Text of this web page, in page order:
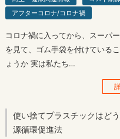
アフターコロナ/コロナ禍
コロナ禍に入ってから、スーパ
を見て、ゴム手袋を付けている
ょうか 実は私たち…
使い捨てプラスチックはど
源循環促進法